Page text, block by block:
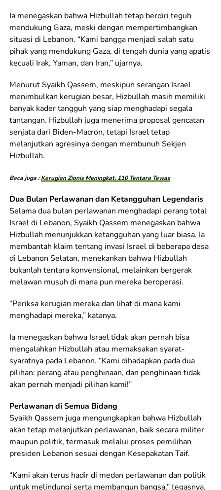
Ia menegaskan bahwa Hizbullah tetap berdiri teguh
mendukung Gaza, meski dengan mempertimbangkan
situasi di Lebanon. “Kami bangga menjadi salah satu
pihak yang mendukung Gaza, di tengah dunia yang apatis
kecuali Irak, Yaman, dan Iran,” ujarnya.
Menurut Syaikh Qassem, meskipun serangan Israel
menimbulkan kerugian besar, Hizbullah masih memiliki
banyak kader tangguh yang siap menghadapi segala
tantangan. Hizbullah juga menerima proposal gencatan
senjata dari Biden-Macron, tetapi Israel tetap
melanjutkan agresinya dengan membunuh Sekjen
Hizbullah.
Baca juga :Kerugian Zionis Meningkat, 110 Tentara Tewas
Dua Bulan Perlawanan dan Ketangguhan Legendaris
Selama dua bulan perlawanan menghadapi perang total
Israel di Lebanon, Syaikh Qassem menegaskan bahwa
Hizbullah menunjukkan ketangguhan yang luar biasa. Ia
membantah klaim tentang invasi Israel di beberapa desa
di Lebanon Selatan, menekankan bahwa Hizbullah
bukanlah tentara konvensional, melainkan bergerak
melawan musuh di mana pun mereka beroperasi.
“Periksa kerugian mereka dan lihat di mana kami
menghadapi mereka,” katanya.
Ia menegaskan bahwa Israel tidak akan pernah bisa
mengalahkan Hizbullah atau memaksakan syarat-
syaratnya pada Lebanon. “Kami dihadapkan pada dua
pilihan: perang atau penghinaan, dan penghinaan tidak
akan pernah menjadi pilihan kami!”
Perlawanan di Semua Bidang
Syaikh Qassem juga mengungkapkan bahwa Hizbullah
akan tetap melanjutkan perlawanan, baik secara militer
maupun politik, termasuk melalui proses pemilihan
presiden Lebanon sesuai dengan Kesepakatan Taif.
“Kami akan terus hadir di medan perlawanan dan politik
untuk melindungi serta membangun bangsa,” tegasnya.